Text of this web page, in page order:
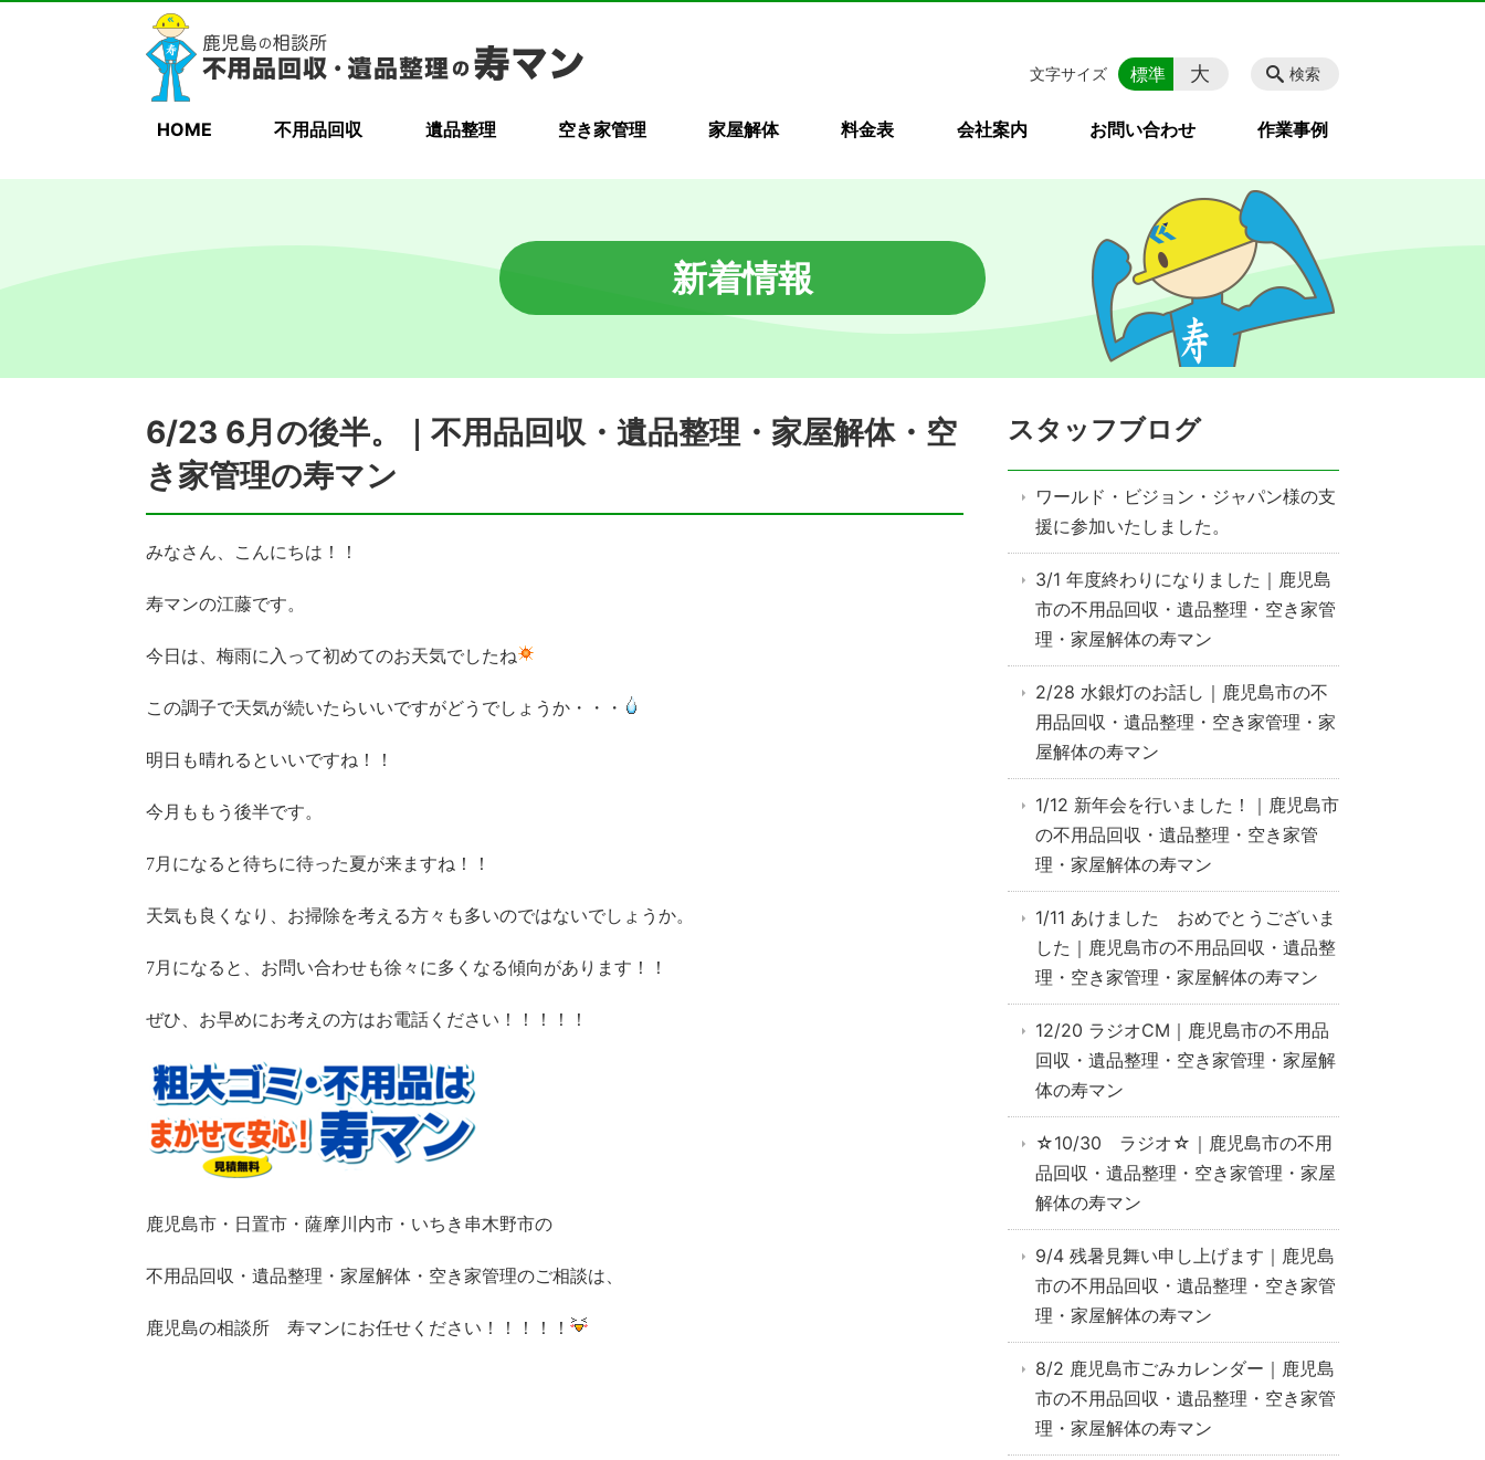
HOME 不用品回収 遺品整理 空き家管理 家屋解体 料金表 会社案内 お問い合わせ 作業事例
検索
文字サイズ 標準 大
新着情報
6/23 6月の後半。｜不用品回収・遺品整理・家屋解体・空
き家管理の寿マン
みなさん、こんにちは！！
寿マンの江藤です。
今日は、梅雨に入って初めてのお天気でしたね
この調子で天気が続いたらいいですがどうでしょうか・・・
明日も晴れるといいですね！！
今月ももう後半です。
7月になると待ちに待った夏が来ますね！！
天気も良くなり、お掃除を考える方々も多いのではないでしょうか。
7月になると、お問い合わせも徐々に多くなる傾向があります！！
ぜひ、お早めにお考えの方はお電話ください！！！！！
鹿児島市・日置市・薩摩川内市・いちき串木野市の
不用品回収・遺品整理・家屋解体・空き家管理のご相談は、
鹿児島の相談所 寿マンにお任せください！！！！！
スタッフブログ
ワールド・ビジョン・ジャパン様の支
援に参加いたしました。
3/1 年度終わりになりました｜鹿児島
市の不用品回収・遺品整理・空き家管
理・家屋解体の寿マン
2/28 水銀灯のお話し｜鹿児島市の不
用品回収・遺品整理・空き家管理・家
屋解体の寿マン
1/12 新年会を行いました！｜鹿児島市
の不用品回収・遺品整理・空き家管
理・家屋解体の寿マン
1/11 あけました おめでとうございま
した｜鹿児島市の不用品回収・遺品整
理・空き家管理・家屋解体の寿マン
12/20 ラジオCM｜鹿児島市の不用品
回収・遺品整理・空き家管理・家屋解
体の寿マン
☆10/30 ラジオ☆｜鹿児島市の不用
品回収・遺品整理・空き家管理・家屋
解体の寿マン
9/4 残暑見舞い申し上げます｜鹿児島
市の不用品回収・遺品整理・空き家管
理・家屋解体の寿マン
8/2 鹿児島市ごみカレンダー｜鹿児島
市の不用品回収・遺品整理・空き家管
理・家屋解体の寿マン